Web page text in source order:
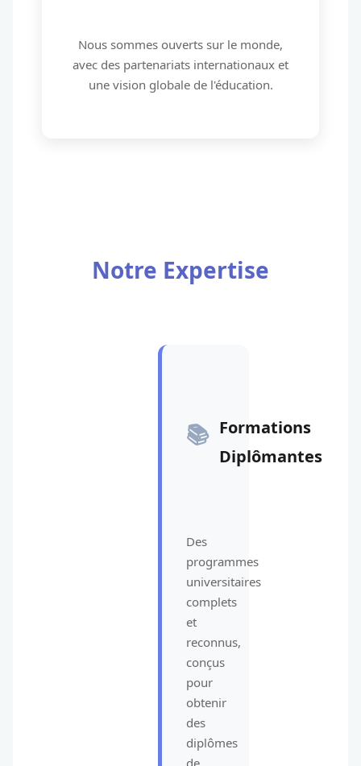
Nous sommes ouverts sur le monde,
avec des partenariats internationaux et
une vision globale de l'éducation.
Notre Expertise
📚 Formations
Diplômantes
Des
programmes
universitaires
complets
et
reconnus,
conçus
pour
obtenir
des
diplômes
de